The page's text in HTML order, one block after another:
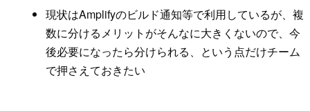
現状はAmplifyのビルド通知等で利用しているが、複
数に分けるメリットがそんなに大きくないので、今
後必要になったら分けられる、という点だけチーム
で押さえておきたい